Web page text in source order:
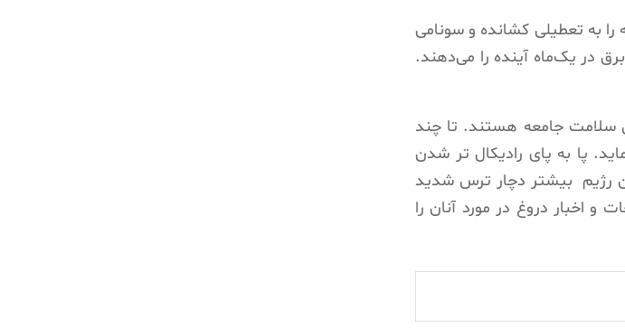
به تعطیلی کشانده و سونامی
در یک‌ماه آینده را می‌دهند.
سلامت جامعه هستند. تا چند
پا به پای رادیکال تر شدن
رژیم بیشتر دچار ترس شدید
اخبار دروغ در مورد آنان را